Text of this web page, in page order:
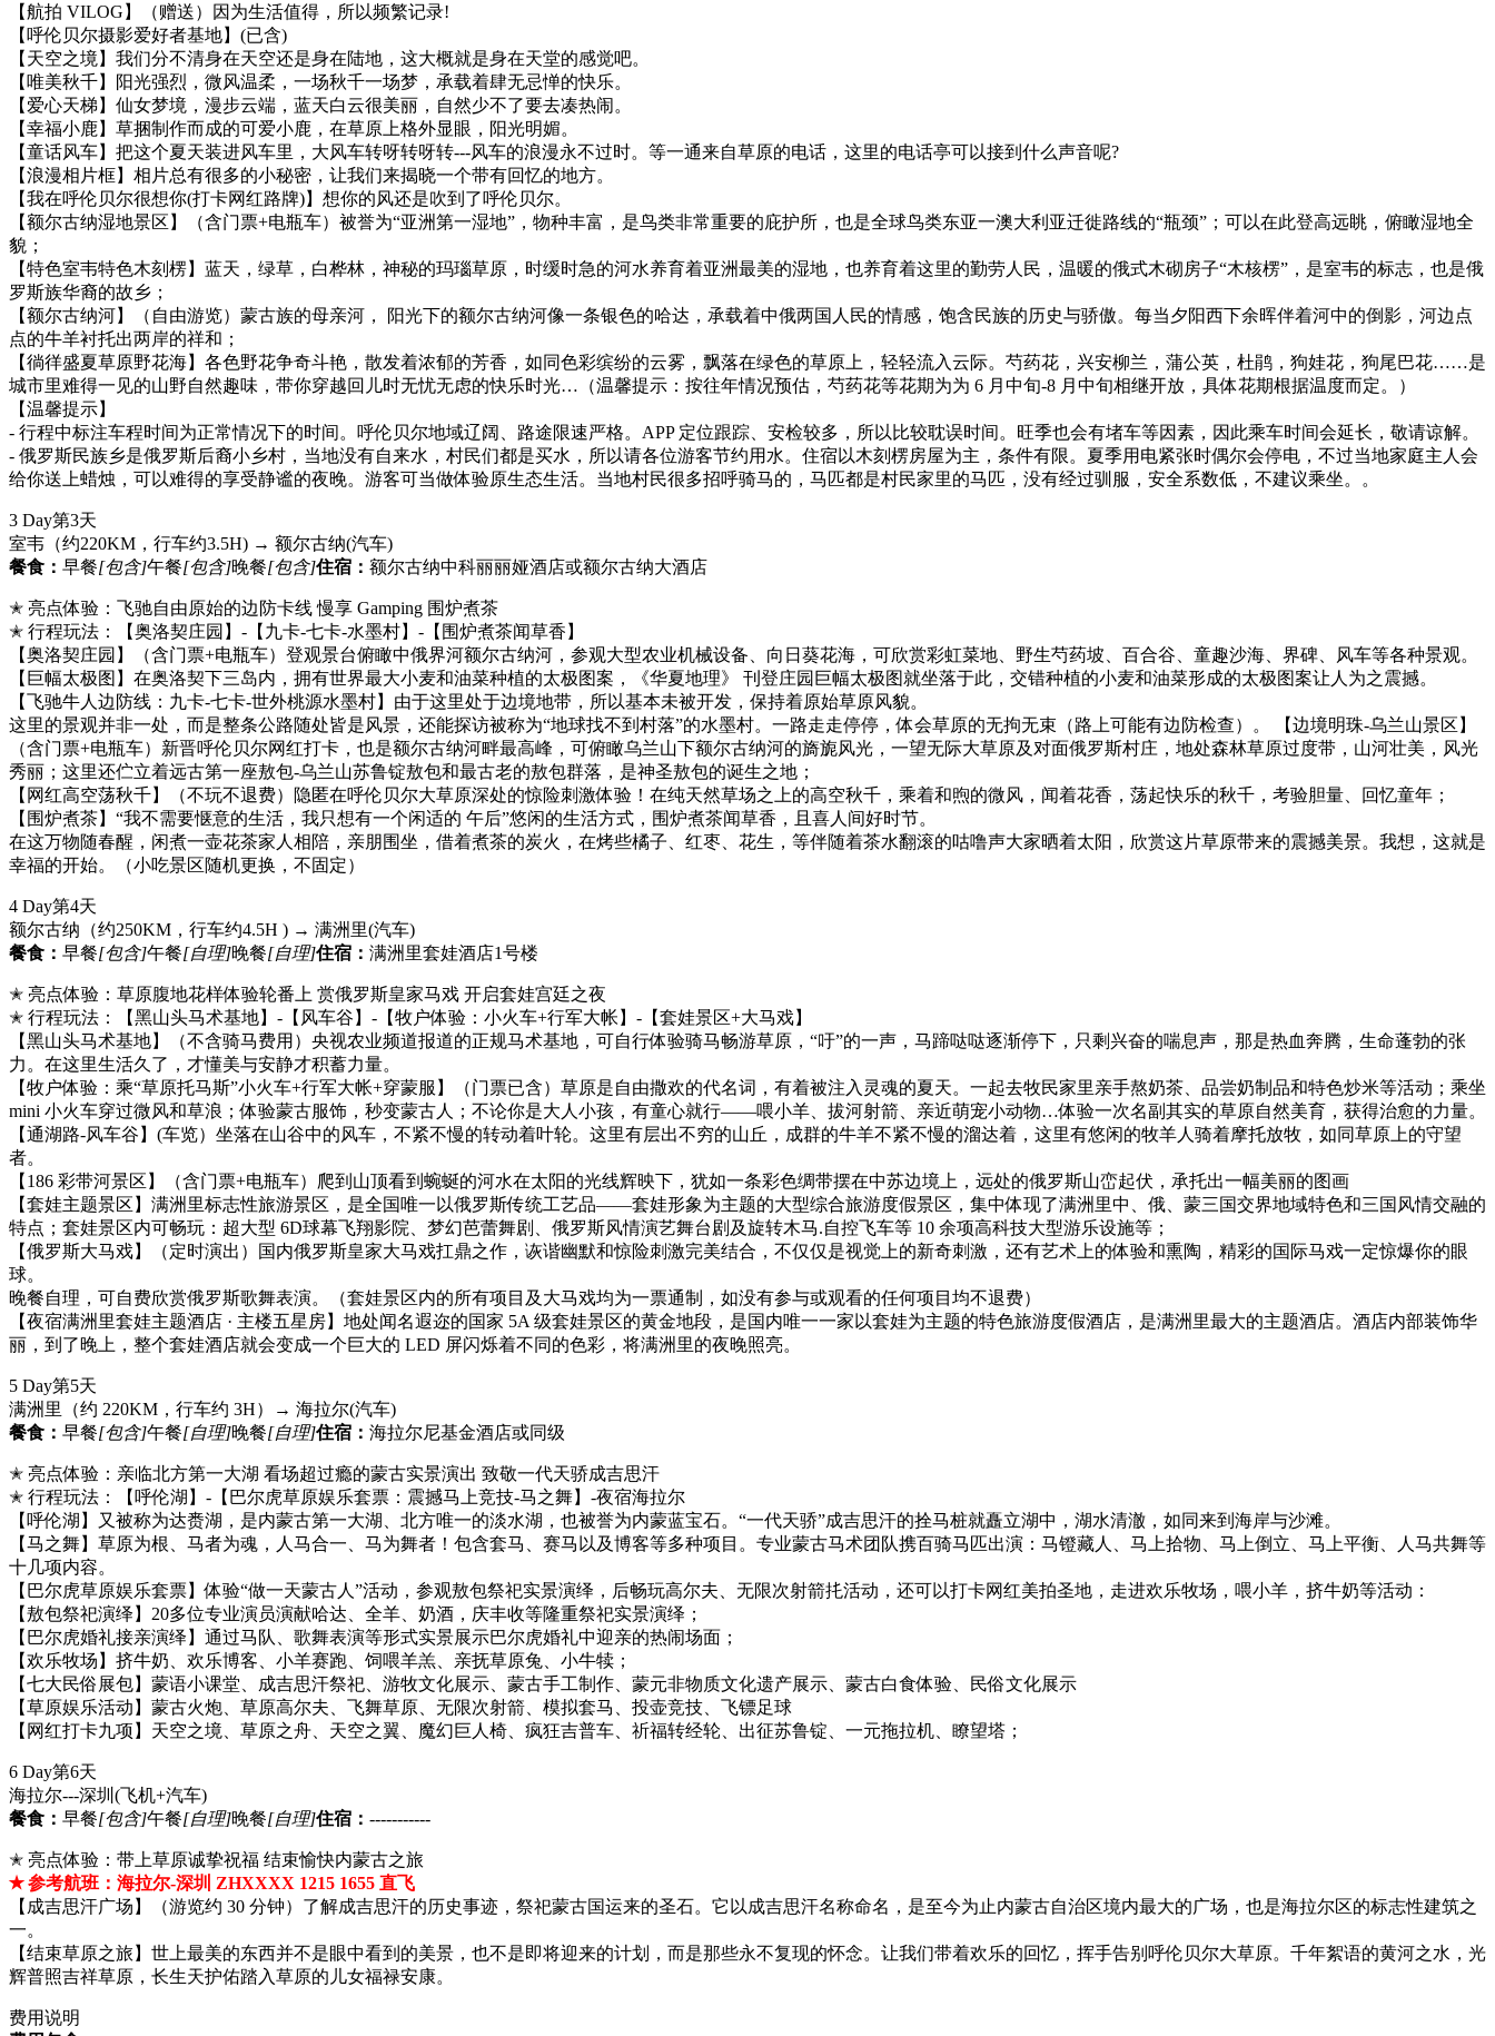
【航拍 VILOG】（赠送）因为生活值得，所以频繁记录!
【呼伦贝尔摄影爱好者基地】(已含)
【天空之境】我们分不清身在天空还是身在陆地，这大概就是身在天堂的感觉吧。
【唯美秋千】阳光强烈，微风温柔，一场秋千一场梦，承载着肆无忌惮的快乐。
【爱心天梯】仙女梦境，漫步云端，蓝天白云很美丽，自然少不了要去凑热闹。
【幸福小鹿】草捆制作而成的可爱小鹿，在草原上格外显眼，阳光明媚。
【童话风车】把这个夏天装进风车里，大风车转呀转呀转---风车的浪漫永不过时。等一通来自草原的电话，这里的电话亭可以接到什么声音呢?
【浪漫相片框】相片总有很多的小秘密，让我们来揭晓一个带有回忆的地方。
【我在呼伦贝尔很想你(打卡网红路牌)】想你的风还是吹到了呼伦贝尔。
【额尔古纳湿地景区】（含门票+电瓶车）被誉为“亚洲第一湿地”，物种丰富，是鸟类非常重要的庇护所，也是全球鸟类东亚一澳大利亚迁徙路线的“瓶颈”；可以在此登高远眺，俯瞰湿地全
貌；
【特色室韦特色木刻楞】蓝天，绿草，白桦林，神秘的玛瑙草原，时缓时急的河水养育着亚洲最美的湿地，也养育着这里的勤劳人民，温暖的俄式木砌房子“木核楞”，是室韦的标志，也是俄
罗斯族华裔的故乡；
【额尔古纳河】（自由游览）蒙古族的母亲河， 阳光下的额尔古纳河像一条银色的哈达，承载着中俄两国人民的情感，饱含民族的历史与骄傲。每当夕阳西下余晖伴着河中的倒影，河边点
点的牛羊衬托出两岸的祥和；
【徜徉盛夏草原野花海】各色野花争奇斗艳，散发着浓郁的芳香，如同色彩缤纷的云雾，飘落在绿色的草原上，轻轻流入云际。芍药花，兴安柳兰，蒲公英，杜鹃，狗娃花，狗尾巴花……是
城市里难得一见的山野自然趣味，带你穿越回儿时无忧无虑的快乐时光…（温馨提示：按往年情况预估，芍药花等花期为为 6 月中旬-8 月中旬相继开放，具体花期根据温度而定。）
【温馨提示】
- 行程中标注车程时间为正常情况下的时间。呼伦贝尔地域辽阔、路途限速严格。APP 定位跟踪、安检较多，所以比较耽误时间。旺季也会有堵车等因素，因此乘车时间会延长，敬请谅解。
- 俄罗斯民族乡是俄罗斯后裔小乡村，当地没有自来水，村民们都是买水，所以请各位游客节约用水。住宿以木刻楞房屋为主，条件有限。夏季用电紧张时偶尔会停电，不过当地家庭主人会
给你送上蜡烛，可以难得的享受静谧的夜晚。游客可当做体验原生态生活。当地村民很多招呼骑马的，马匹都是村民家里的马匹，没有经过驯服，安全系数低，不建议乘坐。。
3 Day第3天
室韦（约220KM，行车约3.5H) → 额尔古纳(汽车)
餐食： 早餐[包含]午餐[包含]晚餐[包含]住宿： 额尔古纳中科丽丽娅酒店或额尔古纳大酒店
✭ 亮点体验：飞驰自由原始的边防卡线 慢享 Gamping 围炉煮茶
✭ 行程玩法：【奥洛契庄园】-【九卡-七卡-水墨村】-【围炉煮茶闻草香】
【奥洛契庄园】（含门票+电瓶车）登观景台俯瞰中俄界河额尔古纳河，参观大型农业机械设备、向日葵花海，可欣赏彩虹菜地、野生芍药坡、百合谷、童趣沙海、界碑、风车等各种景观。
【巨幅太极图】在奥洛契下三岛内，拥有世界最大小麦和油菜种植的太极图案，《华夏地理》 刊登庄园巨幅太极图就坐落于此，交错种植的小麦和油菜形成的太极图案让人为之震撼。
【飞驰牛人边防线：九卡-七卡-世外桃源水墨村】由于这里处于边境地带，所以基本未被开发，保持着原始草原风貌。
这里的景观并非一处，而是整条公路随处皆是风景，还能探访被称为“地球找不到村落”的水墨村。一路走走停停，体会草原的无拘无束（路上可能有边防检查）。 【边境明珠-乌兰山景区】
（含门票+电瓶车）新晋呼伦贝尔网红打卡，也是额尔古纳河畔最高峰，可俯瞰乌兰山下额尔古纳河的旖旎风光，一望无际大草原及对面俄罗斯村庄，地处森林草原过度带，山河壮美，风光
秀丽；这里还伫立着远古第一座敖包-乌兰山苏鲁锭敖包和最古老的敖包群落，是神圣敖包的诞生之地；
【网红高空荡秋千】（不玩不退费）隐匿在呼伦贝尔大草原深处的惊险刺激体验！在纯天然草场之上的高空秋千，乘着和煦的微风，闻着花香，荡起快乐的秋千，考验胆量、回忆童年；
【围炉煮茶】“我不需要惬意的生活，我只想有一个闲适的 午后”悠闲的生活方式，围炉煮茶闻草香，且喜人间好时节。
在这万物随春醒，闲煮一壶花茶家人相陪，亲朋围坐，借着煮茶的炭火，在烤些橘子、红枣、花生，等伴随着茶水翻滚的咕噜声大家晒着太阳，欣赏这片草原带来的震撼美景。我想，这就是
幸福的开始。（小吃景区随机更换，不固定）
4 Day第4天
额尔古纳（约250KM，行车约4.5H ) → 满洲里(汽车)
餐食： 早餐[包含]午餐[自理]晚餐[自理]住宿： 满洲里套娃酒店1号楼
✭ 亮点体验：草原腹地花样体验轮番上 赏俄罗斯皇家马戏 开启套娃宫廷之夜
✭ 行程玩法：【黑山头马术基地】-【风车谷】-【牧户体验：小火车+行军大帐】-【套娃景区+大马戏】
【黑山头马术基地】（不含骑马费用）央视农业频道报道的正规马术基地，可自行体验骑马畅游草原，“吁”的一声，马蹄哒哒逐渐停下，只剩兴奋的喘息声，那是热血奔腾，生命蓬勃的张
力。在这里生活久了，才懂美与安静才积蓄力量。
【牧户体验：乘“草原托马斯”小火车+行军大帐+穿蒙服】（门票已含）草原是自由撒欢的代名词，有着被注入灵魂的夏天。一起去牧民家里亲手熬奶茶、品尝奶制品和特色炒米等活动；乘坐
mini 小火车穿过微风和草浪；体验蒙古服饰，秒变蒙古人；不论你是大人小孩，有童心就行——喂小羊、拔河射箭、亲近萌宠小动物…体验一次名副其实的草原自然美育，获得治愈的力量。
【通湖路-风车谷】(车览）坐落在山谷中的风车，不紧不慢的转动着叶轮。这里有层出不穷的山丘，成群的牛羊不紧不慢的溜达着，这里有悠闲的牧羊人骑着摩托放牧，如同草原上的守望
者。
【186 彩带河景区】（含门票+电瓶车）爬到山顶看到蜿蜒的河水在太阳的光线辉映下，犹如一条彩色绸带摆在中苏边境上，远处的俄罗斯山峦起伏，承托出一幅美丽的图画
【套娃主题景区】满洲里标志性旅游景区，是全国唯一以俄罗斯传统工艺品——套娃形象为主题的大型综合旅游度假景区，集中体现了满洲里中、俄、蒙三国交界地域特色和三国风情交融的
特点；套娃景区内可畅玩：超大型 6D球幕飞翔影院、梦幻芭蕾舞剧、俄罗斯风情演艺舞台剧及旋转木马.自控飞车等 10 余项高科技大型游乐设施等；
【俄罗斯大马戏】（定时演出）国内俄罗斯皇家大马戏扛鼎之作，诙谐幽默和惊险刺激完美结合，不仅仅是视觉上的新奇刺激，还有艺术上的体验和熏陶，精彩的国际马戏一定惊爆你的眼
球。
晚餐自理，可自费欣赏俄罗斯歌舞表演。（套娃景区内的所有项目及大马戏均为一票通制，如没有参与或观看的任何项目均不退费）
【夜宿满洲里套娃主题酒店 · 主楼五星房】地处闻名遐迩的国家 5A 级套娃景区的黄金地段，是国内唯一一家以套娃为主题的特色旅游度假酒店，是满洲里最大的主题酒店。酒店内部装饰华
丽，到了晚上，整个套娃酒店就会变成一个巨大的 LED 屏闪烁着不同的色彩，将满洲里的夜晚照亮。
5 Day第5天
满洲里（约 220KM，行车约 3H）→ 海拉尔(汽车)
餐食： 早餐[包含]午餐[自理]晚餐[自理]住宿： 海拉尔尼基金酒店或同级
✭ 亮点体验：亲临北方第一大湖 看场超过瘾的蒙古实景演出 致敬一代天骄成吉思汗
✭ 行程玩法：【呼伦湖】-【巴尔虎草原娱乐套票：震撼马上竞技-马之舞】-夜宿海拉尔
【呼伦湖】又被称为达赉湖，是内蒙古第一大湖、北方唯一的淡水湖，也被誉为内蒙蓝宝石。“一代天骄”成吉思汗的拴马桩就矗立湖中，湖水清澈，如同来到海岸与沙滩。
【马之舞】草原为根、马者为魂，人马合一、马为舞者！包含套马、赛马以及博客等多种项目。专业蒙古马术团队携百骑马匹出演：马镫藏人、马上拾物、马上倒立、马上平衡、人马共舞等
十几项内容。
【巴尔虎草原娱乐套票】体验“做一天蒙古人”活动，参观敖包祭祀实景演绎，后畅玩高尔夫、无限次射箭扥活动，还可以打卡网红美拍圣地，走进欢乐牧场，喂小羊，挤牛奶等活动：
【敖包祭祀演绎】20多位专业演员演献哈达、全羊、奶酒，庆丰收等隆重祭祀实景演绎；
【巴尔虎婚礼接亲演绎】通过马队、歌舞表演等形式实景展示巴尔虎婚礼中迎亲的热闹场面；
【欢乐牧场】挤牛奶、欢乐博客、小羊赛跑、饲喂羊羔、亲抚草原兔、小牛犊；
【七大民俗展包】蒙语小课堂、成吉思汗祭祀、游牧文化展示、蒙古手工制作、蒙元非物质文化遗产展示、蒙古白食体验、民俗文化展示
【草原娱乐活动】蒙古火炮、草原高尔夫、飞舞草原、无限次射箭、模拟套马、投壶竞技、飞镖足球
【网红打卡九项】天空之境、草原之舟、天空之翼、魔幻巨人椅、疯狂吉普车、祈福转经轮、出征苏鲁锭、一元拖拉机、瞭望塔；
6 Day第6天
海拉尔---深圳 (飞机+汽车)
餐食： 早餐[包含]午餐[自理]晚餐[自理]住宿： -----------
✭ 亮点体验：带上草原诚挚祝福 结束愉快内蒙古之旅
✭ 参考航班：海拉尔-深圳 ZHXXXX 1215 1655 直飞
【成吉思汗广场】（游览约 30 分钟）了解成吉思汗的历史事迹，祭祀蒙古国运来的圣石。它以成吉思汗名称命名，是至今为止内蒙古自治区境内最大的广场，也是海拉尔区的标志性建筑之
一。
【结束草原之旅】世上最美的东西并不是眼中看到的美景，也不是即将迎来的计划，而是那些永不复现的怀念。让我们带着欢乐的回忆，挥手告别呼伦贝尔大草原。千年絮语的黄河之水，光
辉普照吉祥草原，长生天护佑踏入草原的儿女福禄安康。
费用说明